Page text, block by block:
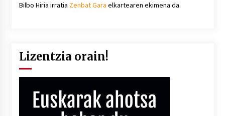
Bilbo Hiria irratia Zenbat Gara elkartearen ekimena da.
Lizentzia orain!